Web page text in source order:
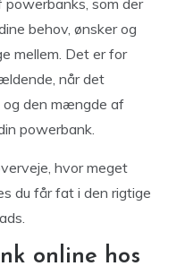
behov, ønsker og
mellem. Det er for
når det
den mængde af
powerbank.
hvor meget
du får fat i den rigtige
online hos